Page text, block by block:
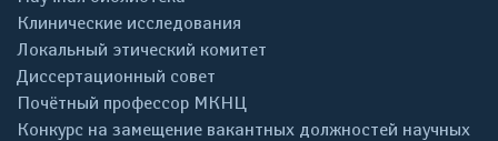
Клинические исследования
Локальный этический комитет
Диссертационный совет
Почётный профессор МКНЦ
Конкурс на замещение вакантных должностей научных